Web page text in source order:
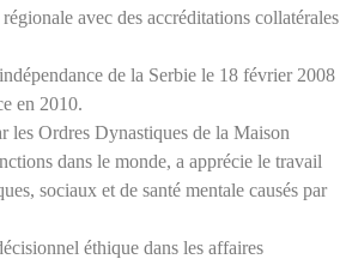
avec des accréditations collatérales
de la Serbie le 18 février 2008
en 2010.
les Ordres Dynastiques de la Maison
dans le monde, a apprécie le travail
sociaux et de santé mentale causés par
éthique dans les affaires